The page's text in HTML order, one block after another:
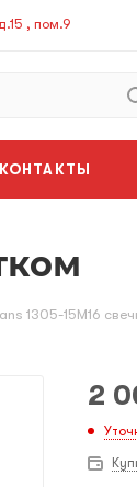
, пом.9
КОНТАКТЫ
1305-15M16
2